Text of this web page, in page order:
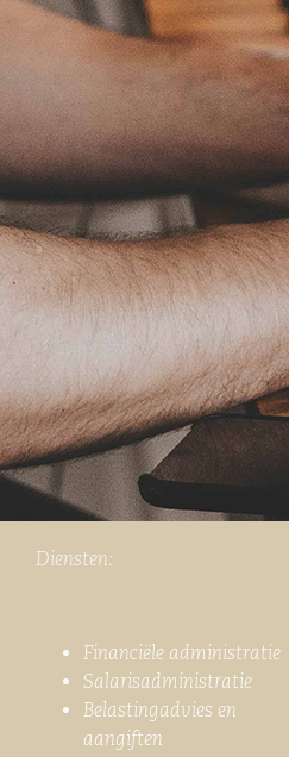
Diensten:
Financiële administratie
Salarisadministratie
Belastingadvies en
aangiften